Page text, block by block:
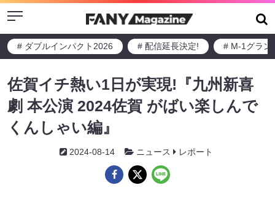
Menu
# ダブルインパクト2026 # 配信延長決定! # M-1グラン
佐賀イチ熱い1日が実現!『九州新喜
劇 本公演 2024佐賀 がばい楽しんで
くんしゃい編』
2024-08-14 ニュース レポート